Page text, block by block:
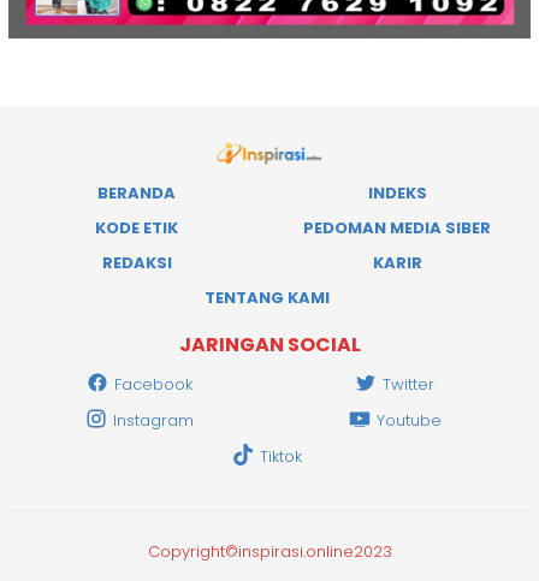
BERANDA
INDEKS
KODE ETIK
PEDOMAN MEDIA SIBER
REDAKSI
KARIR
TENTANG KAMI
JARINGAN SOCIAL
Facebook
Twitter
Instagram
Youtube
Tiktok
Copyright©inspirasi.online2023